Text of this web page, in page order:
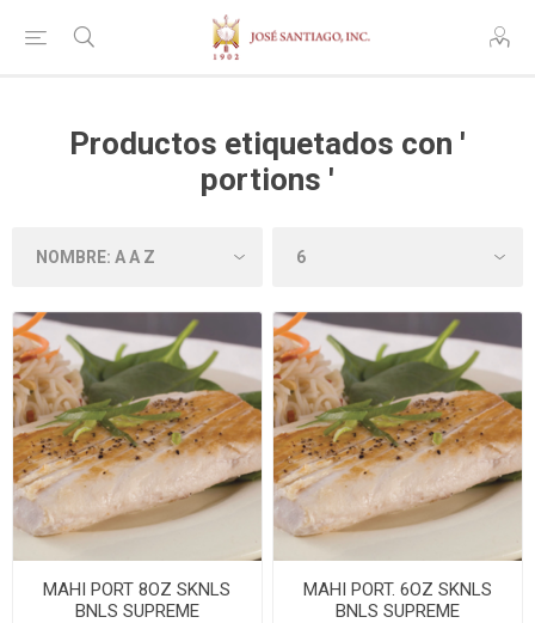
Productos etiquetados con '
portions '
MAHI PORT 8OZ SKNLS
BNLS SUPREME
MAHI PORT. 6OZ SKNLS
BNLS SUPREME